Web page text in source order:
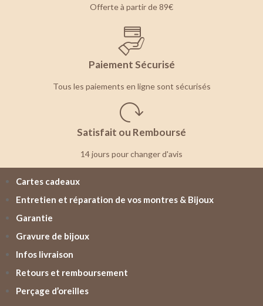
Offerte à partir de 89€
Paiement Sécurisé
Tous les paiements en ligne sont sécurisés
Satisfait ou Remboursé
14 jours pour changer d'avis
Cartes cadeaux
Entretien et réparation de vos montres & Bijoux
Garantie
Gravure de bijoux
Infos livraison
Retours et remboursement
Perçage d’oreilles